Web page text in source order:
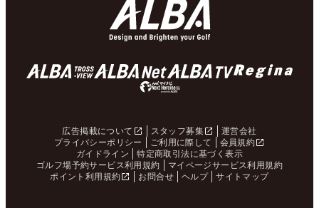
広告掲載について スタッフ募集
運営会社
プライバシーポリシー
ご利用に際して
会員規約
ガイドライン
特定商取引法に基づく表示
ゴルフ場予約サービス利用規約
マイページサービス利用規約
ポイント利用規約
お問合せ ヘルプ サイトマップ